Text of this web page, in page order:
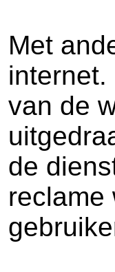
Met
van de
de
reclame